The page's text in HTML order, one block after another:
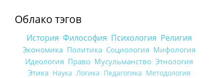
Облако тэгов
История Философия Психология Религия
Экономика Политика Социология Мифология
Идеология Право Мусульманство Этнология
Этика Наука Логика Педагогика Методология